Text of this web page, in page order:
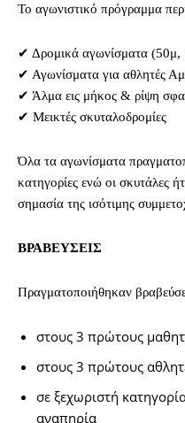
Το αγωνιστικό πρόγραμμα
✔ Δρομικά αγωνίσματα
✔ Αγωνίσματα για αθλητές
✔ Άλμα εις μήκος & ρίψη
✔ Μεικτές σκυταλοδρομίες
Όλα τα αγωνίσματα
κατηγορίες ενώ οι σκυτάλες
σημασία της ισότιμης
ΒΡΑΒΕΥΣΕΙΣ
Πραγματοποιήθηκαν
στους 3 πρώτους
στους 3 πρώτους
σε ξεχωριστή
αναπηρία